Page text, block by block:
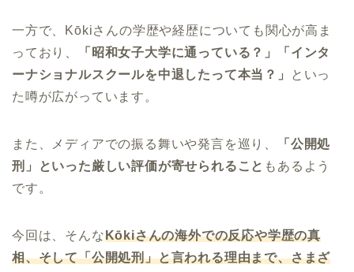
一方で、Kōkiさんの学歴や経歴についても関心が高ま
っており、
「昭和女子大学に通っている？」「インタ
ーナショナルスクールを中退したって本当？」
といっ
た噂が広がっています。
また、メディアでの振る舞いや発言を巡り、
「公開処
刑」といった厳しい評価が寄せられること もあるよう
です。
今回は、そんなKōkiさんの海外での反応や学歴の真
相、そして「公開処刑」と言われる理由まで、さまざ